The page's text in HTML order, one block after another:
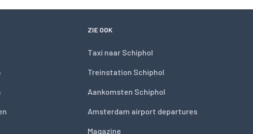
ZIE OOK
Taxi naar Schiphol
Treinstation Schiphol
Aankomsten Schiphol
Amsterdam airport departures
Magazine